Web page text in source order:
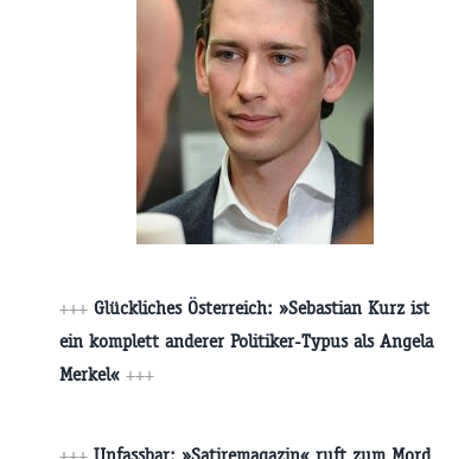
+++ Glückliches Österreich: »Sebastian Kurz ist
ein komplett anderer Politiker-Typus als Angela
Merkel« +++